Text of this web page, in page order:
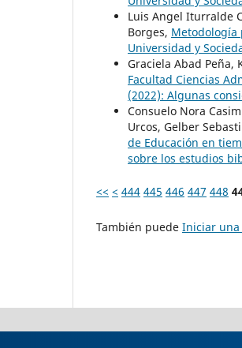
Luis Angel Iturralde
Borges, Metodología
Universidad y
Graciela Abad Peña,
Facultad Ciencias
(2022): Algunas
Consuelo Nora
Urcos, Gelber
de Educación en
sobre los estudios
<< < 444 445 446 447 448
También puede Iniciar una